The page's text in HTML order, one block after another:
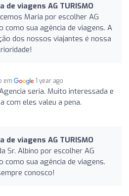
de viagens AG TURISMO
Maria por escolher AG
como sua agência de viagens. A
dos nossos viajantes é nossa
em 1 year ago
seria. Muito interessada e
com eles valeu a pena.
de viagens AG TURISMO
Sr. Albino por escolher AG
como sua agência de viagens.
conosco!